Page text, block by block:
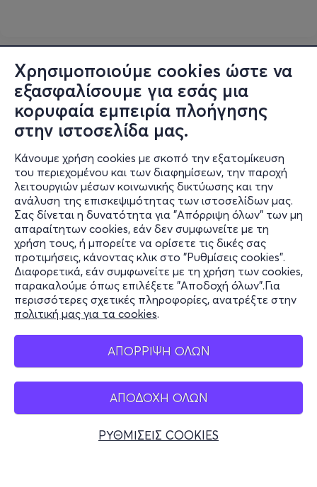
Χρησιμοποιούμε cookies ώστε να
εξασφαλίσουμε για εσάς μια
κορυφαία εμπειρία πλοήγησης
στην ιστοσελίδα μας.
Κάνουμε χρήση cookies με σκοπό την εξατομίκευση
του περιεχομένου και των διαφημίσεων, την παροχή
λειτουργιών μέσων κοινωνικής δικτύωσης και την
ανάλυση της επισκεψιμότητας των ιστοσελίδων μας.
Σας δίνεται η δυνατότητα για "Απόρριψη όλων" των μη
απαραίτητων cookies, εάν δεν συμφωνείτε με τη
χρήση τους, ή μπορείτε να ορίσετε τις δικές σας
προτιμήσεις, κάνοντας κλικ στο "Ρυθμίσεις cookies".
Διαφορετικά, εάν συμφωνείτε με τη χρήση των cookies,
παρακαλούμε όπως επιλέξετε "Αποδοχή όλων".Για
περισσότερες σχετικές πληροφορίες, ανατρέξτε στην
πολιτική μας για τα cookies.
ΑΠΟΡΡΙΨΗ ΟΛΩΝ
ΑΠΟΔΟΧΗ ΟΛΩΝ
ΡΥΘΜΙΣΕΙΣ COOKIES
Πληροφορίες
Υποστήριξη
Stay Connected
Mobile app